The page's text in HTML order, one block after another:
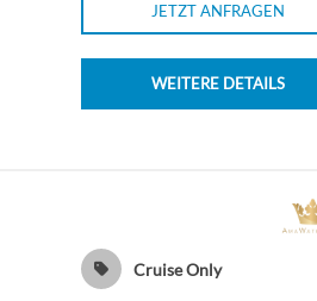
JETZT ANFRAGEN
WEITERE DETAILS
Cruise Only